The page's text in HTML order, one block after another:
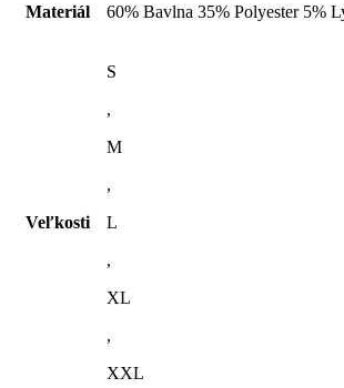
Materiál 60% Bavlna 35% Polyester 5%
Veľkosti
S
,
M
,
L
,
XL
,
XXL